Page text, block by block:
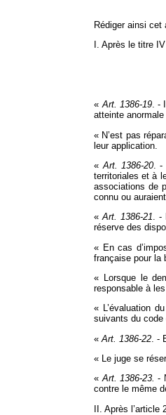
Rédiger ainsi cet
I. Après le titre
«Art. 1386‑19. -
atteinte
« N’est pas
leur application.
«Art. 1386‑20. -
territoriales et à
associations de
connu ou
«Art. 1386‑21. -
réserve des
« En cas
française pour la
« Lorsque le
responsable à
« L’évaluation
suivants du code
«Art. 1386‑22 .
« Le juge se
«Art. 1386‑23. -
contre le même
II. Après l’article